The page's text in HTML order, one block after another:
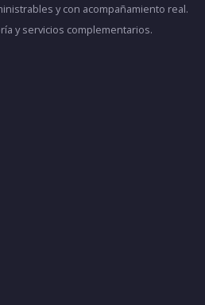
y con acompañamiento real.
y servicios complementarios.